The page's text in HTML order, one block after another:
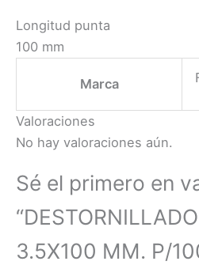
Longitud punta
100 mm
Marca
Valoraciones
No hay valoraciones aún.
Sé el primero en
3.5X100 MM. P/